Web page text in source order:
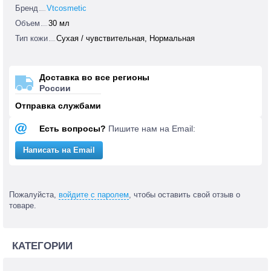
Бренд
Vtcosmetic
Объем
30 мл
Тип кожи
Сухая / чувствительная, Нормальная
Доставка во все регионы
России
Отправка службами
Есть вопросы? Пишите нам на Email:
Написать на Email
Пожалуйста, войдите с паролем , чтобы оставить свой отзыв о
товаре.
КАТЕГОРИИ